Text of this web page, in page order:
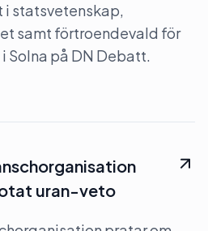
i statsvetenskap,
samt förtroendevald för
Solna på DN Debatt.
uran-veto